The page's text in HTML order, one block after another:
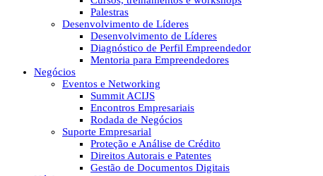
Palestras
Desenvolvimento de Líderes
Desenvolvimento de Líderes
Diagnóstico de Perfil Empreendedor
Mentoria para Empreendedores
Negócios
Eventos e Networking
Summit ACIJS
Encontros Empresariais
Rodada de Negócios
Suporte Empresarial
Proteção e Análise de Crédito
Direitos Autorais e Patentes
Gestão de Documentos Digitais